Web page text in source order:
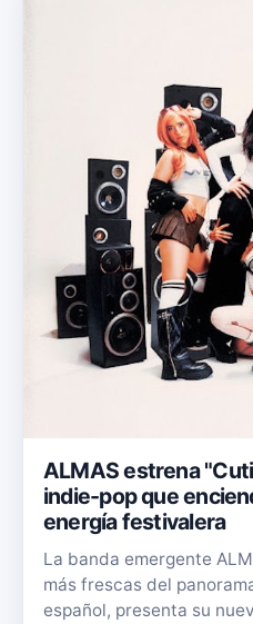
ALMAS estrena
indie-pop que
energía festivalera
La banda emergente
más frescas del
español, presenta su